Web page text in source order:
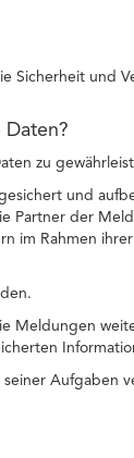
Sicherheit und
zu
und
Partner der
im Rahmen
Meldungen
Aufgaben